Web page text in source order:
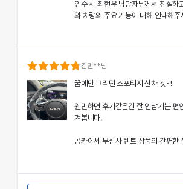
쏘나타의 세련된 디자인과 최신 편의
치에 대한 세심한 관리가 직접 눈으
다시 이용하고 싶은 강력한 동기가 되
돋보여 제게 잊지 못할 기억으로 남았
인수 시 최현우 담당자님께서 친절하
와 차량의 주요 기능에 대해 안내해주
공카의 본부 직거래 시스템 덕분에
로 책정되었고, 필요할 때마다 즉시
은 제 일정에 맞춰 안정적으로 차량을
와주었어요.
쏘나타의 우아한 디자인과 최신 편의
치에 대한 상세한 설명은 제 기대 이상
어요.
도 공카를 우선적으로 이용하게 만들
김민**님
꿈에만 그리던 스포티지 신차 겟~!
웬만하면 후기같은건 잘 안남기는 편
겨봅니다.
공카에서 무심사 렌트 상품의 간편한
차량 인수 시 이준호 담당자님께서
'(주)공카'는 (이하 '회사'는) 고객님의 개인정보를
통신망 이용촉진 및 정보보호"에 관한 법률을 준
회사는 개인정보처리방침을 통하여 고객님께서 제
가 어떠한 용도와 방식으로 이용되고 있으며, 개
떠한 조치가 취해지고 있는지 알려드립니다.
회사는 개인정보처리방침을 개정하는 경우 웹사